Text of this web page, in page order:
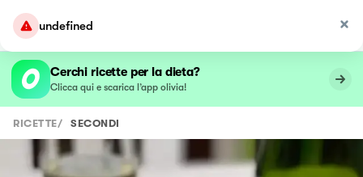
undefined
Cerchi ricette per la dieta?
Clicca qui e scarica l’app olivia!
RICETTE/ SECONDI